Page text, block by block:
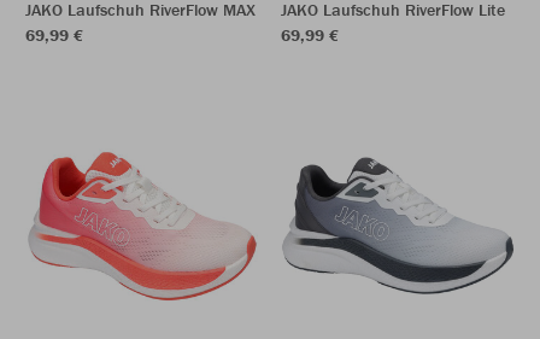
JAKO Laufschuh RiverFlow MAX
69,99 €
JAKO Laufschuh RiverFlow Lite
69,99 €